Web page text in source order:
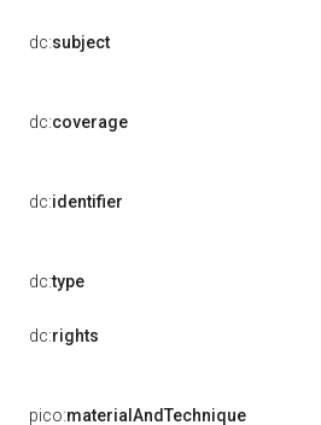
dc:subject
dc:coverage
dc:identifier
dc:type
dc:rights
pico:materialAndTechnique